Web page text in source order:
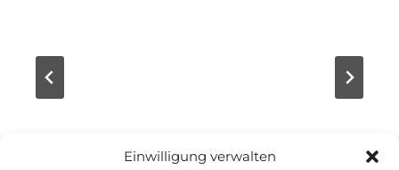
Einwilligung verwalten